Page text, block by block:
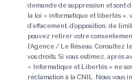
demande de suppression et sont
la loi « informatique et libertés »,
d’effacement, d’opposition, de
pouvez retirer votre
l’Agence / Le Réseau. Consultez
vos droits. Si vous estimez, après
« Informatique et Libertés » ne
réclamation à la CNIL. Nous vous